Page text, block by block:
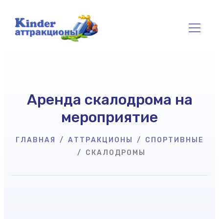
Аренда скалодрома на
мероприятие
ГЛАВНАЯ АТТРАКЦИОНЫ
СПОРТИВНЫЕ
СКАЛОДРОМЫ